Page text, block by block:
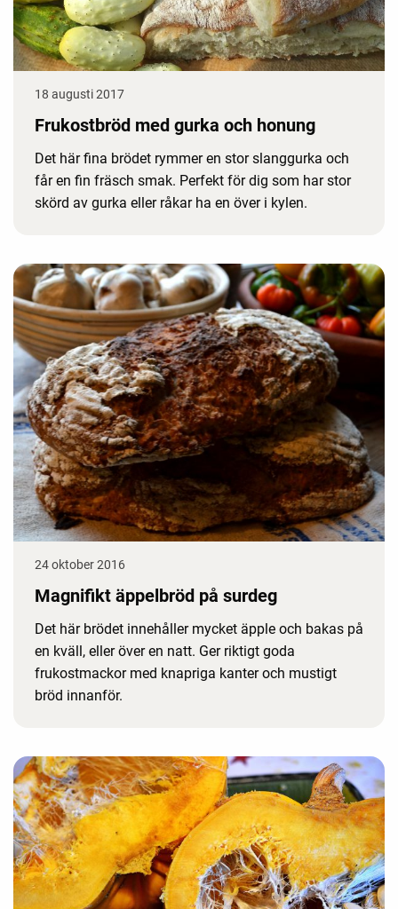
18 augusti 2017
Frukostbröd med gurka och honung
Det här fina brödet rymmer en stor slanggurka och
får en fin fräsch smak. Perfekt för dig som har stor
skörd av gurka eller råkar ha en över i kylen.
24 oktober 2016
Magnifikt äppelbröd på surdeg
Det här brödet innehåller mycket äpple och bakas på
en kväll, eller över en natt. Ger riktigt goda
frukostmackor med knapriga kanter och mustigt
bröd innanför.